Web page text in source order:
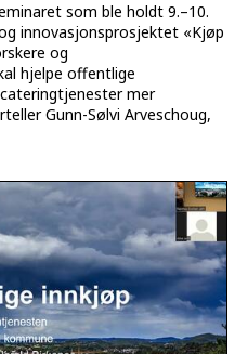
som ble holdt 9.–10.
innovasjonsprosjektet «Kjøp
og
hjelpe offentlige
mer
Gunn-Sølvi Arveschoug,